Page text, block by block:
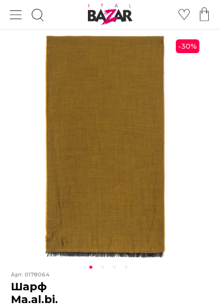
-30%
Арт.0178064
Шарф
Ma.al.bi.